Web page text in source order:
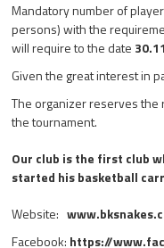
Mandatory number of
persons) with the
will require to the date
Given the great interest in
The organizer reserves
the tournament.
Our club is the first club
started his basketball
Website:
Facebook: https://